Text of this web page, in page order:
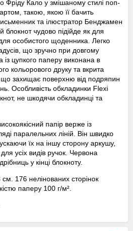
Фріду Кало у змішаному стилі поп-
такою, якою її бачить
та ілюстратор Бенджамен
чудово підійде як для
особистого щоденника. Легко
що зручно при довгому
цупкого паперу виконана в
кольорового друку та вкрита
захищає поверхню від подряпин
Особливість обкладинки Flexi
не шкодячи обкладинці та
папір верже із
паралельних ліній. Він швидко
їх на іншу сторону аркушу,
усіх видів ручок. Червона
у кінці блокноту.
176 нелінованих сторінок
паперу 100 г/м².